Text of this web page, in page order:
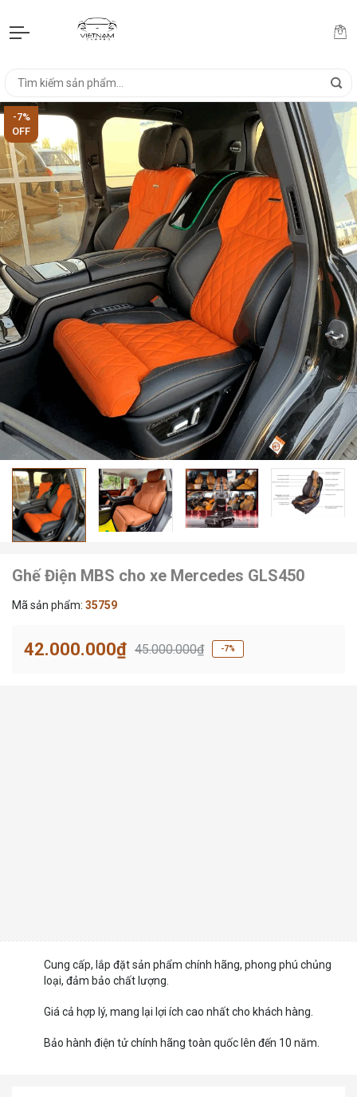
-7%
OFF
Ghế Điện MBS cho xe Mercedes GLS450
Mã sản phẩm: 35759
42.000.000₫ 45.000.000₫ -7%
Cung cấp, lắp đặt sản phẩm chính hãng, phong phú chủng
loại, đảm bảo chất lượng.
Giá cả hợp lý, mang lại lợi ích cao nhất cho khách hàng.
Bảo hành điện tử chính hãng toàn quốc lên đến 10 năm.